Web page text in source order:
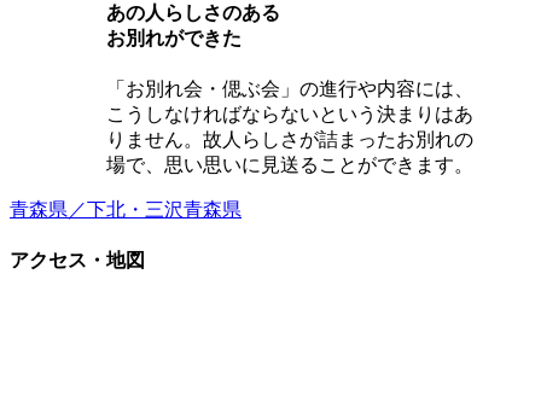
あの⼈らしさのある
お別れができた
「お別れ会・偲ぶ会」の進行や内容には、
こうしなければならないという決まりはあ
りません。故人らしさが詰まったお別れの
場で、思い思いに見送ることができます。
青森県／下北・三沢青森県
アクセス・地図